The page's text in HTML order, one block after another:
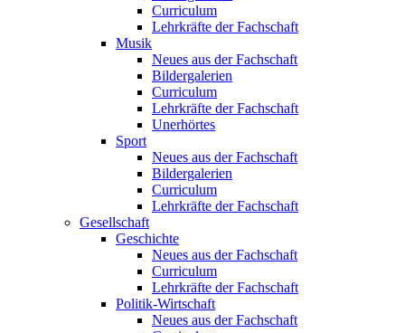
Curriculum
Lehrkräfte der Fachschaft
Musik
Neues aus der Fachschaft
Bildergalerien
Curriculum
Lehrkräfte der Fachschaft
Unerhörtes
Sport
Neues aus der Fachschaft
Bildergalerien
Curriculum
Lehrkräfte der Fachschaft
Gesellschaft
Geschichte
Neues aus der Fachschaft
Curriculum
Lehrkräfte der Fachschaft
Politik-Wirtschaft
Neues aus der Fachschaft